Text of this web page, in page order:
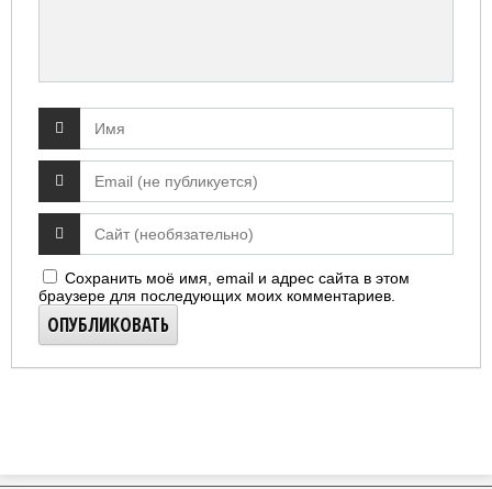
Сохранить моё имя, email и адрес сайта в этом
браузере для последующих моих комментариев.